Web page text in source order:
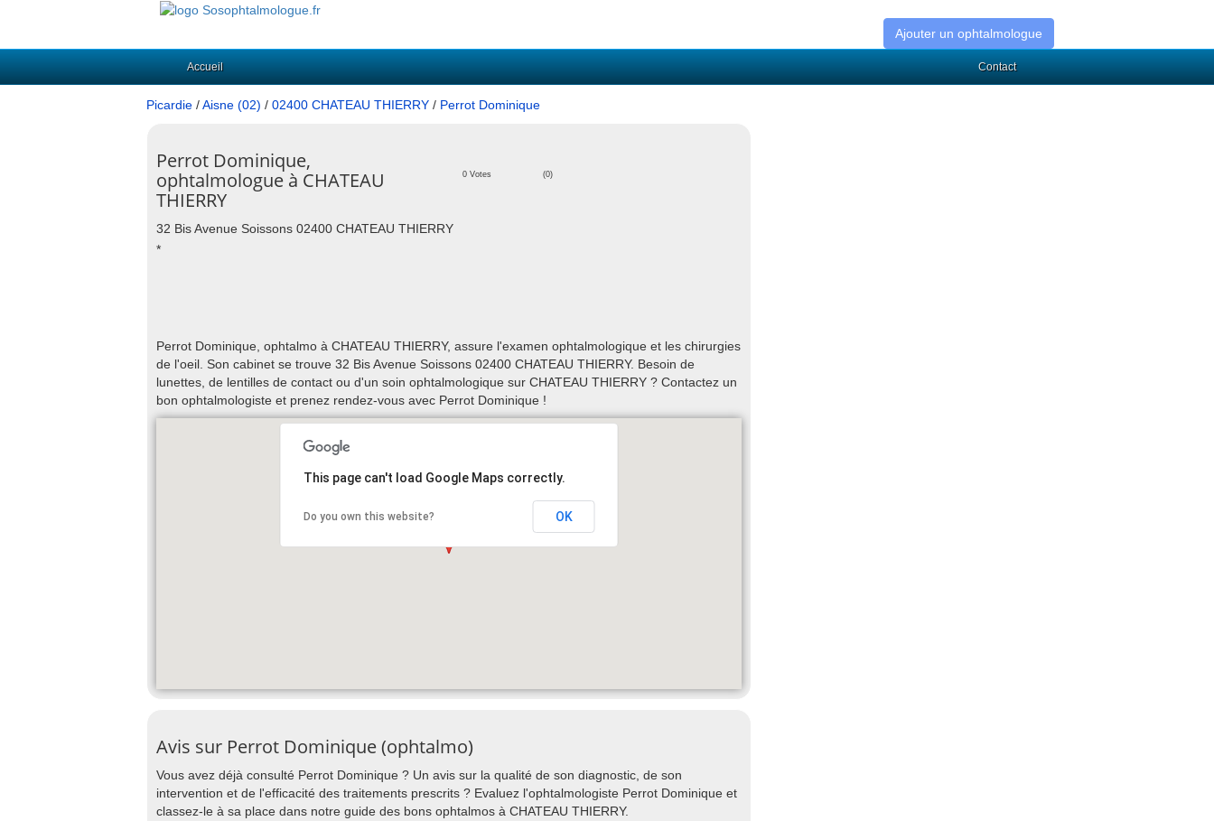
Ajouter un ophtalmologue
Accueil Contact
Picardie /Aisne (02) / 02400 CHATEAU THIERRY / Perrot Dominique
Perrot Dominique,
ophtalmologue à CHATEAU
THIERRY
0 Votes (0)
32 Bis Avenue Soissons 02400 CHATEAU THIERRY
*
Perrot Dominique, ophtalmo à CHATEAU THIERRY, assure l'examen ophtalmologique et les chirurgies
de l'oeil. Son cabinet se trouve 32 Bis Avenue Soissons 02400 CHATEAU THIERRY. Besoin de
lunettes, de lentilles de contact ou d'un soin ophtalmologique sur CHATEAU THIERRY ? Contactez un
bon ophtalmologiste et prenez rendez-vous avec Perrot Dominique !
This page can't load Google Maps correctly.
Do you own this website? OK
Avis sur Perrot Dominique (ophtalmo)
Vous avez déjà consulté Perrot Dominique ? Un avis sur la qualité de son diagnostic, de son
intervention et de l'efficacité des traitements prescrits ? Evaluez l'ophtalmologiste Perrot Dominique et
classez-le à sa place dans notre guide des bons ophtalmos à CHATEAU THIERRY.